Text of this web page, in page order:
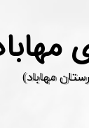
مهاباد)